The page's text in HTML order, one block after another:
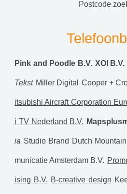
postcode
Pink and Poodle B.V. XOI B.V.
Tekst Miller Digital Cooper +
itsubishi Aircraft Corporation
i TV Nederland B.V.
ia Studio Brand Dutch
municatie Amsterdam B.V.
ising B.V. B-creative design